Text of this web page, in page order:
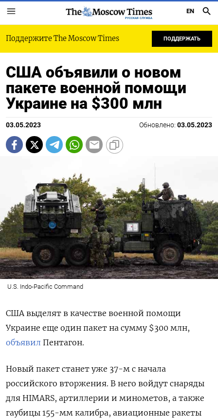
РУССКАЯ СЛУЖБА
EN
Поддержите The Moscow Times ПОДДЕРЖАТЬ
США объявили о новом
пакете военной помощи
Украине на $300 млн
03.05.2023 Обновлено: 03.05.2023
U.S. Indo-Pacific Command
США выделят в качестве военной помощи
Украине еще один пакет на сумму $300 млн,
объявил Пентагон.
Новый пакет станет уже 37-м с начала
российского вторжения. В него войдут снаряды
для HIMARS, артиллерии и минометов, а также
гаубицы 155-мм калибра, авиационные ракеты